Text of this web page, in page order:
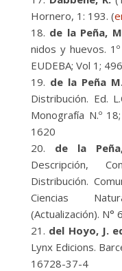
Hornero, 1: 193. (
de la Peña,
nidos y huevos. 1º
EUDEBA; Vol 1;
de la Peña
Distribución. Ed.
Monografía N.º
1620
de la
Descripción,
Distribución.
Ciencias
(Actualización). N°
del Hoyo, J.
Lynx Edicions.
16728-37-4